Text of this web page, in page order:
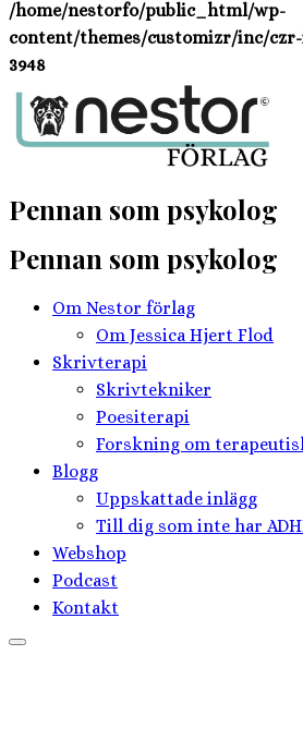
/home/nestorfo/public_html/wp-
content/themes/customizr/inc/
3948
Hoppa
innehåll
Pennan som psykolog
Pennan som psykolog
Om Nestor förlag
Om Jessica Hjert Flod
Skrivterapi
Skrivtekniker
Poesiterapi
Forskning om
Blogg
Uppskattade inlägg
Till dig som inte har
Webshop
Podcast
Kontakt